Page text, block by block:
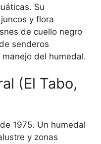
Su
y flora
de cuello negro
senderos
del humedal.
(El Tabo,
1975. Un humedal
y zonas